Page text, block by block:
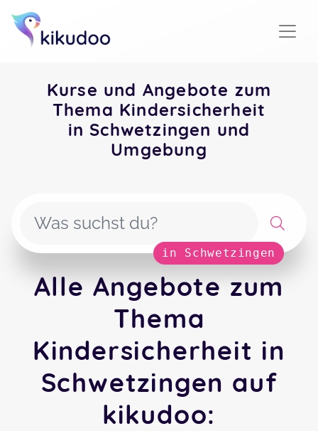
Kurse und Angebote zum
Thema Kindersicherheit
in Schwetzingen und
Umgebung
in Schwetzingen
Alle Angebote zum
Thema
Kindersicherheit in
Schwetzingen auf
kikudoo: